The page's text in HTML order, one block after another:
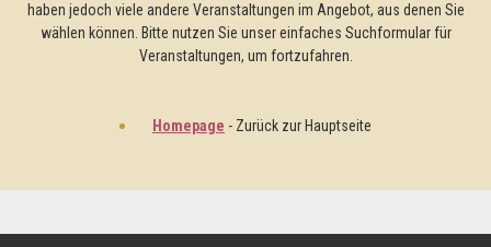
haben jedoch viele andere Veranstaltungen im Angebot, aus denen Sie
wählen können. Bitte nutzen Sie unser einfaches Suchformular für
Veranstaltungen, um fortzufahren.
Homepage - Zurück zur Hauptseite